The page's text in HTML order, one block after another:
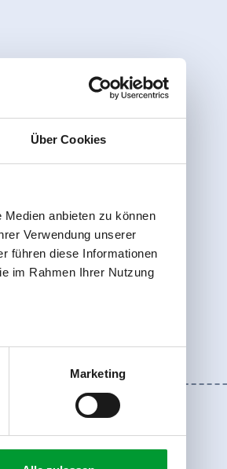
Über Cookies
anbieten zu können
Verwendung unserer
führen diese Informationen
im Rahmen Ihrer Nutzung
Marketing